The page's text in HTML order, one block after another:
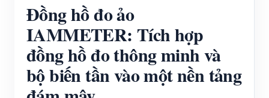
Đồng hồ đo ảo
IAMMETER: Tích hợp
đồng hồ đo thông minh và
bộ biến tần vào một nền tảng